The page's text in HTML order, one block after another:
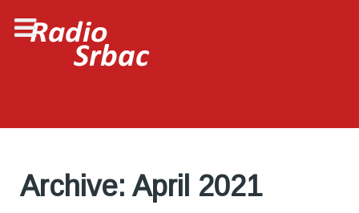
Archive: April 2021